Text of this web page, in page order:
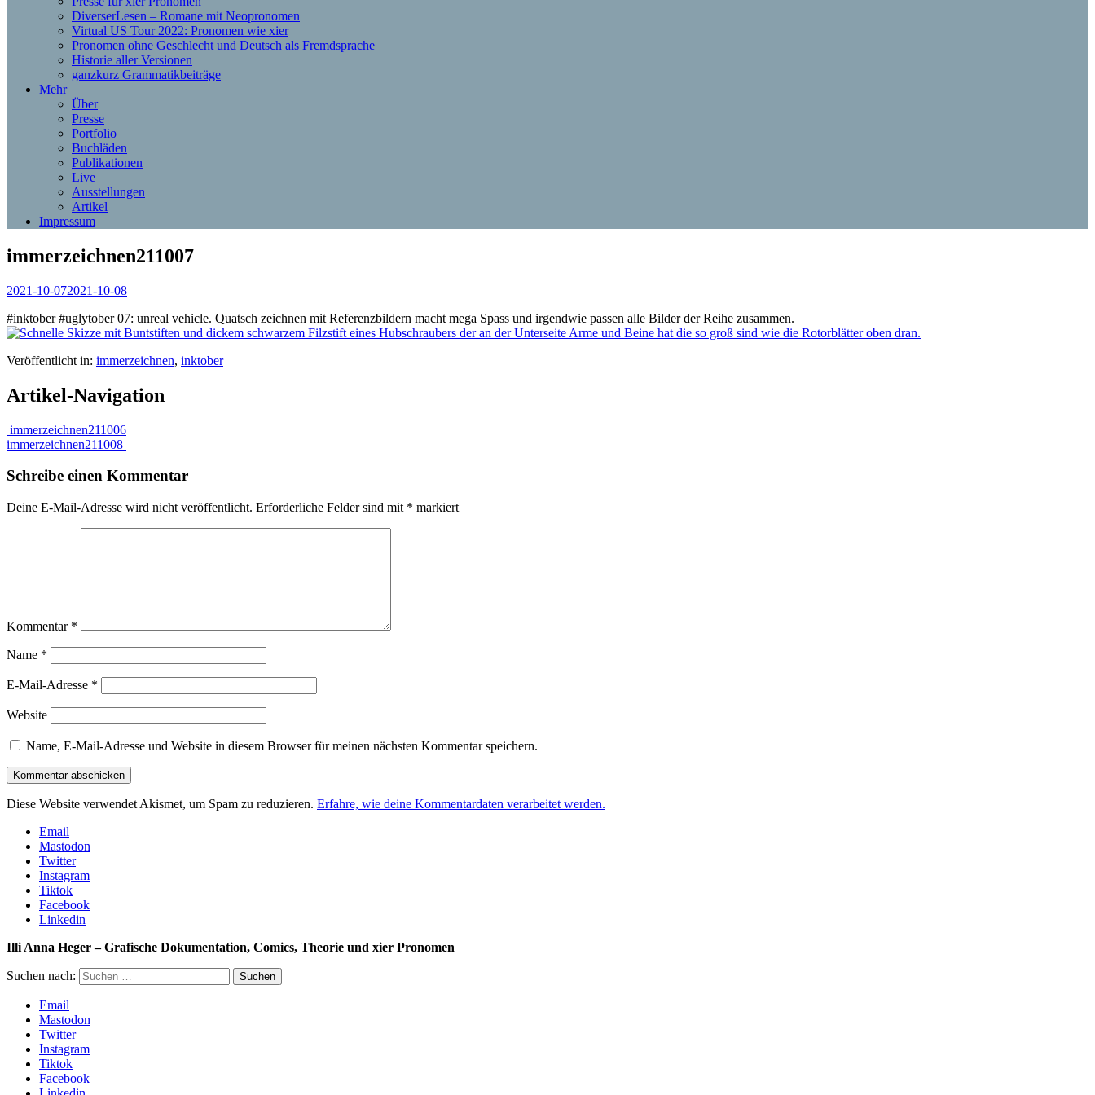
DiverserLesen – Romane mit Neopronomen
Virtual US Tour 2022: Pronomen wie xier
Pronomen ohne Geschlecht und Deutsch als Fremdsprache
Historie aller Versionen
ganzkurz Grammatikbeiträge
Mehr
Über
Presse
Portfolio
Buchläden
Publikationen
Live
Ausstellungen
Artikel
Impressum
immerzeichnen211007
2021-10-072021-10-08
#inktober #uglytober 07: unreal vehicle. Quatsch zeichnen mit Referenzbildern macht mega Spass und irgendwie passen alle Bilder der Reihe zusammen.
Veröffentlicht in: immerzeichnen, inktober
Artikel-Navigation
immerzeichnen211006
immerzeichnen211008
Schreibe einen Kommentar
Deine E-Mail-Adresse wird nicht veröffentlicht. Erforderliche Felder sind mit * markiert
Kommentar *
Name *
E-Mail-Adresse *
Website
Name, E-Mail-Adresse und Website in diesem Browser für meinen nächsten Kommentar speichern.
Diese Website verwendet Akismet, um Spam zu reduzieren. Erfahre, wie deine Kommentardaten verarbeitet werden.
Email
Mastodon
Twitter
Instagram
Tiktok
Facebook
Linkedin
Illi Anna Heger – Grafische Dokumentation, Comics, Theorie und xier Pronomen
Suchen nach:
Email
Mastodon
Twitter
Instagram
Tiktok
Facebook